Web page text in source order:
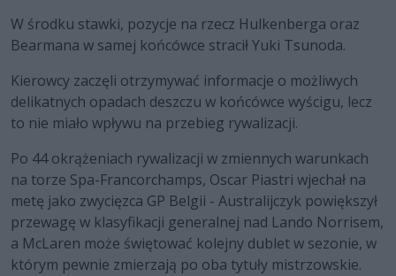
W środku stawki, pozycje na rzecz Hulkenberga oraz
Bearmana w samej końcówce stracił Yuki Tsunoda.
Kierowcy zaczęli otrzymywać informacje o możliwych
delikatnych opadach deszczu w końcówce wyścigu, lecz
to nie miało wpływu na przebieg rywalizacji.
Po 44 okrążeniach rywalizacji w zmiennych warunkach
na torze Spa-Francorchamps, Oscar Piastri wjechał na
metę jako zwycięzca GP Belgii - Australijczyk powiększył
przewagę w klasyfikacji generalnej nad Lando Norrisem,
a McLaren może świętować kolejny dublet w sezonie, w
którym pewnie zmierzają po oba tytuły mistrzowskie.